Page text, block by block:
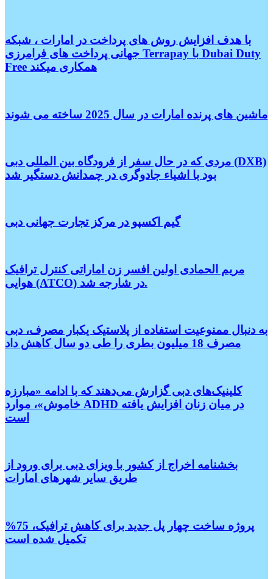
با هدف افزایش روش های پرداخت در امارات ، شبکه
جهانی پرداخت های فرامرزی Terrapay با Dubai Duty
Free همکاری میکند
ماشین های پرنده امارات در سال 2025 ساخته می شوند
مردی که در حال سفر از فرودگاه بین المللی دبی (DXB)
بود با اشیاء جادوگری در چمدانش دستگیر شد
گیم اکسپو در مرکز تجارت جهانی دبی
مریم الحمادی اولین افسر زن اماراتی کنترل ترافیک
هوایی (ATCO) در شارجه شد.
به دنبال ممنوعیت استفاده از پلاستیک یکبار مصرف، دبی
مصرف 18 میلیون بطری را طی دو سال کاهش داد
کلینیک‌های دبی گزارش می‌دهند که با ادامه «مبارزه
خاموش»، موارد ADHD در میان زنان افزایش یافته
است
بخشنامه اخراج از کشور با ویزای دبی برای ورود از
طریق سایر شهر‌های امارات
پروژه ساخت چهار پل جدید برای کاهش ترافیک، 75%
تکمیل شده است